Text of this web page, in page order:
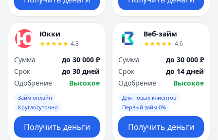
Юкки
4.8
Сумма
до 30 000 ₽
Срок
до 30 дней
Одобрение
Высокое
Займ онлайн
Круглосуточно
Получить деньги
Веб-займ
4.6
Сумма
до 30 000 ₽
Срок
до 14 дней
Одобрение
Высокое
Для новых клиентов
Первый займ 0%
Получить деньги